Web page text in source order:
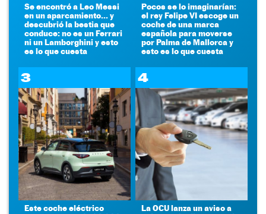
Se encontró a Leo Messi
en un aparcamiento... y
descubrió la bestia que
conduce: no es un Ferrari
ni un Lamborghini y esto
es lo que cuesta
Pocos se lo imaginarían:
el rey Felipe VI escoge un
coche de una marca
española para moverse
por Palma de Mallorca y
esto es lo que cuesta
3
Este coche eléctrico
4
La OCU lanza un aviso a